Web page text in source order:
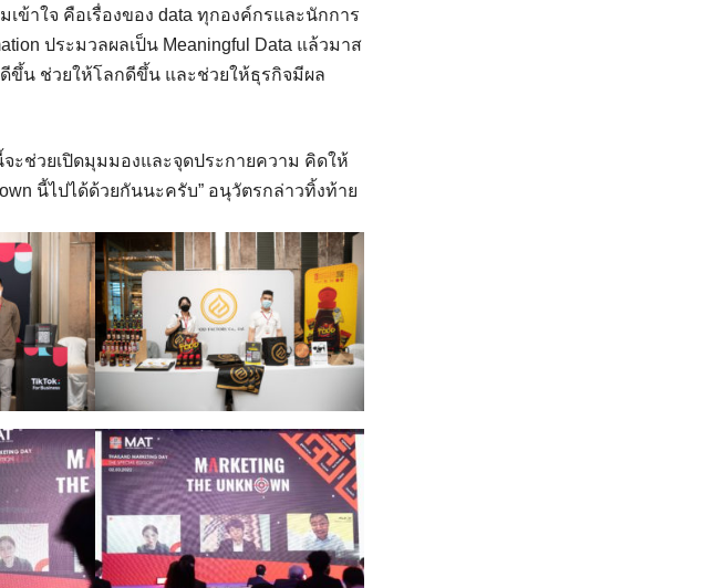
ข้าใจ คือเรื่องของ data ทุกองค์กรและนักการ
ประมวลผลเป็น Meaningful Data แล้วมาส
ดีขึ้น ช่วยให้โลกดีขึ้น และช่วยให้ธุรกิจมีผล
จะช่วยเปิดมุมมองและจุดประกายความ คิดให้
นี้ไปได้ด้วยกันนะครับ” อนุวัตรกล่าวทิ้งท้าย